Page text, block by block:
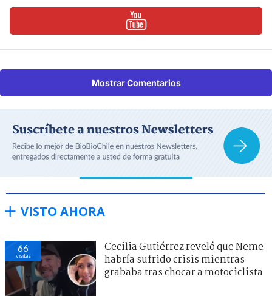
Mostrar Comentarios
VISTO AHORA
66
visitas
Cecilia Gutiérrez reveló que Neme
habría sufrido crisis mientras
grababa tras chocar a motociclista